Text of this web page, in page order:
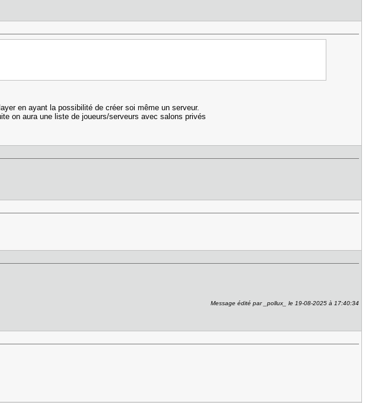
en ayant la possibilité de créer soi même un serveur.
on aura une liste de joueurs/serveurs avec salons privés
Message édité par _pollux_ le 19-08-2025 à 17:40:34